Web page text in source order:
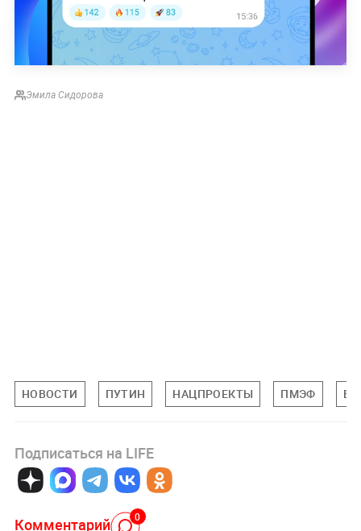
Эмила Сидорова
НОВОСТИ ПУТИН НАЦПРОЕКТЫ ПМЭФ
Подписаться на LIFE
Комментарий 0